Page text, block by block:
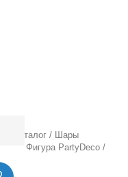
каталог /
Шары
Фигура PartyDeco /